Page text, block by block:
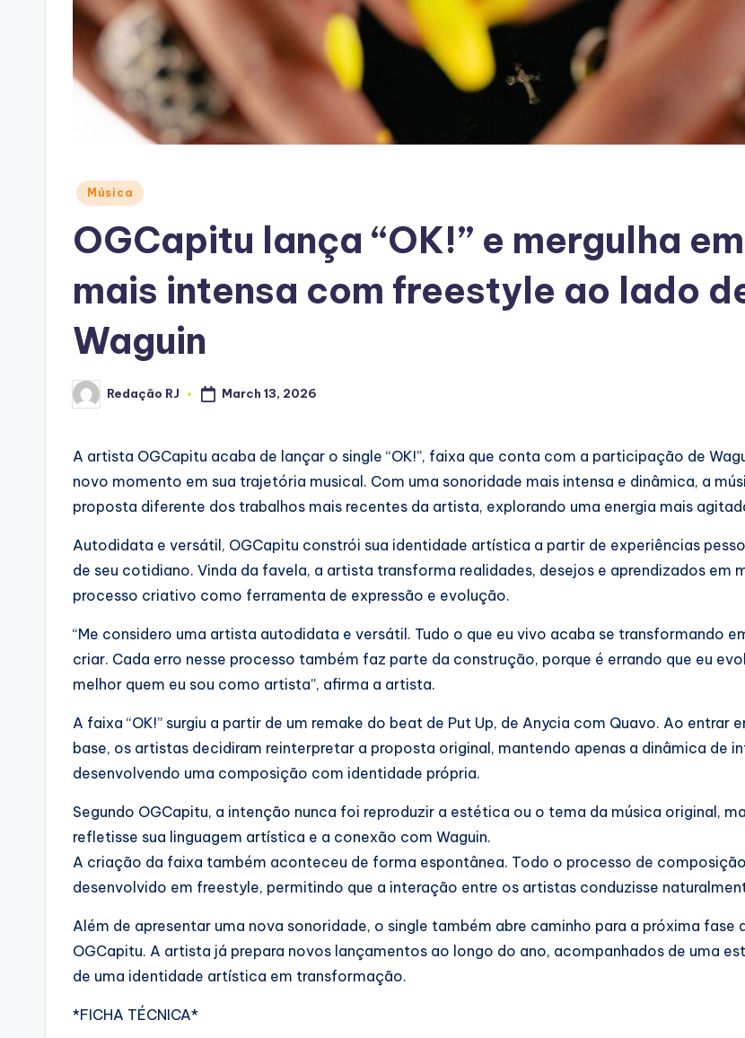
Posted
Música
OGCapitu lança “OK!” e mergulha
mais intensa com freestyle ao lado
Waguin
Posted
by
Redação RJ March 13, 2026
A artista OGCapitu acaba de lançar o single “OK!”, faixa que conta com a participação de
novo momento em sua trajetória musical. Com uma sonoridade mais intensa e dinâmica, a
proposta diferente dos trabalhos mais recentes da artista, explorando uma energia mais
Autodidata e versátil, OGCapitu constrói sua identidade artística a partir de experiências
de seu cotidiano. Vinda da favela, a artista transforma realidades, desejos e aprendizados em
processo criativo como ferramenta de expressão e evolução.
“Me considero uma artista autodidata e versátil. Tudo o que eu vivo acaba se transformando
criar. Cada erro nesse processo também faz parte da construção, porque é errando que eu
melhor quem eu sou como artista”, afirma a artista.
A faixa “OK!” surgiu a partir de um remake do beat de Put Up, de Anycia com Quavo. Ao entrar
base, os artistas decidiram reinterpretar a proposta original, mantendo apenas a dinâmica de
desenvolvendo uma composição com identidade própria.
Segundo OGCapitu, a intenção nunca foi reproduzir a estética ou o tema da música original,
refletisse sua linguagem artística e a conexão com Waguin.
A criação da faixa também aconteceu de forma espontânea. Todo o processo de
desenvolvido em freestyle, permitindo que a interação entre os artistas conduzisse
Além de apresentar uma nova sonoridade, o single também abre caminho para a próxima fase
OGCapitu. A artista já prepara novos lançamentos ao longo do ano, acompanhados de uma
de uma identidade artística em transformação.
*FICHA TÉCNICA*